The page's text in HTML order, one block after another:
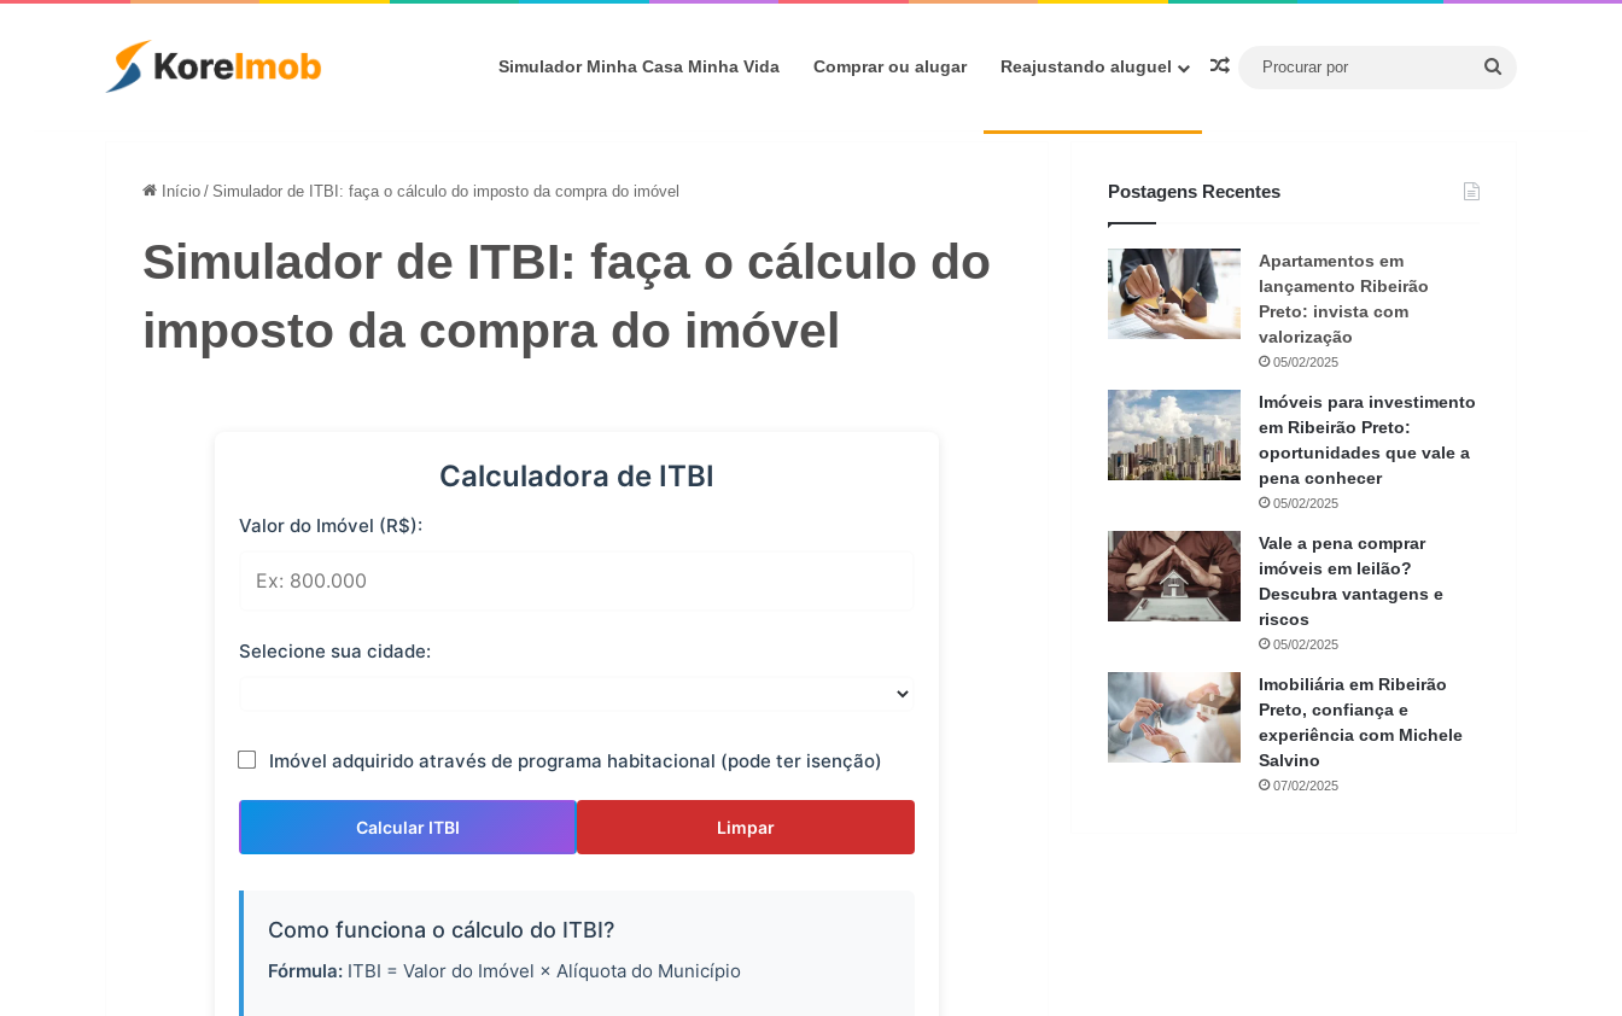
Simulador Minha Casa Minha Vida Comprar ou alugar Reajustando aluguel Artigo aleatório
Início / Simulador de ITBI: faça o cálculo do imposto da compra do imóvel
Simulador de ITBI: faça o cálculo do
imposto da compra do imóvel
Calculadora de ITBI
Valor do Imóvel (R$):
Selecione sua cidade:
Imóvel adquirido através de programa habitacional (pode ter isenção)
Calcular ITBI Limpar
Como funciona o cálculo do ITBI?
Fórmula: ITBI = Valor do Imóvel × Alíquota do Município
Postagens Recentes
Apartamentos em
lançamento Ribeirão
Preto: invista com
valorização
05/02/2025
Imóveis para investimento
em Ribeirão Preto:
oportunidades que vale a
pena conhecer
05/02/2025
Vale a pena comprar
imóveis em leilão?
Descubra vantagens e
riscos
05/02/2025
Imobiliária em Ribeirão
Preto, confiança e
experiência com Michele
Salvino
07/02/2025